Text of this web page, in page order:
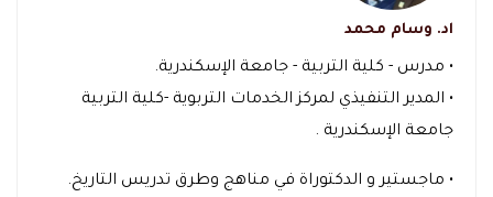
اد. وسام محمد
• مدرس - كلية التربية - جامعة الإسكندرية.
• المدير التنفيذي لمركز الخدمات التربوية -كلية التربية
جامعة الإسكندرية .
• ماجستير و الدكتوراة في مناهج وطرق تدريس التاريخ.